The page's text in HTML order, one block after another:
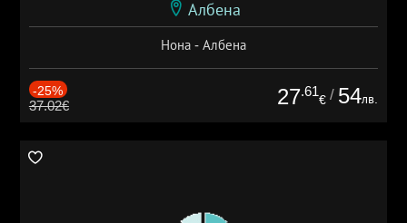
Албена
Нона - Албена
-25%
37.02€ 27.61
€ / 54лв.